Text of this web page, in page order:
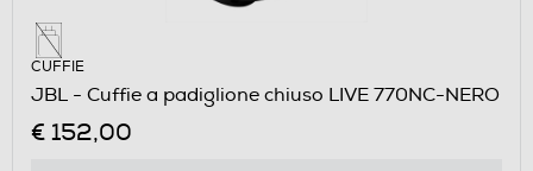
CUFFIE
JBL - Cuffie a padiglione chiuso LIVE 770NC-NERO
€ 152,00